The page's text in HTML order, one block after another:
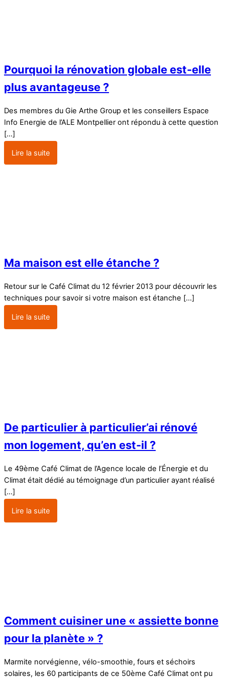
Pourquoi la rénovation globale est-elle
plus avantageuse ?
Des membres du Gie Arthe Group et les conseillers Espace
Info Energie de l’ALE Montpellier ont répondu à cette question
[…]
Lire la suite
Ma maison est elle étanche ?
Retour sur le Café Climat du 12 février 2013 pour découvrir les
techniques pour savoir si votre maison est étanche […]
Lire la suite
De particulier à particulier’ai rénové
mon logement, qu’en est-il ?
Le 49ème Café Climat de l’Agence locale de l’Énergie et du
Climat était dédié au témoignage d’un particulier ayant réalisé
[…]
Lire la suite
Comment cuisiner une « assiette bonne
pour la planète » ?
Marmite norvégienne, vélo-smoothie, fours et séchoirs
solaires, les 60 participants de ce 50ème Café Climat ont pu